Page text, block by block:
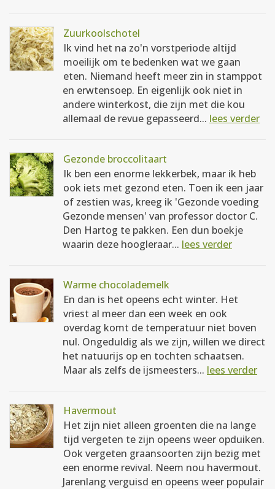
Zuurkoolschotel
Ik vind het na zo'n vorstperiode altijd
moeilijk om te bedenken wat we gaan
eten. Niemand heeft meer zin in stamppot
en erwtensoep. En eigenlijk ook niet in
andere winterkost, die zijn met die kou
allemaal de revue gepasseerd... lees verder
Gezonde broccolitaart
Ik ben een enorme lekkerbek, maar ik heb
ook iets met gezond eten. Toen ik een jaar
of zestien was, kreeg ik 'Gezonde voeding
Gezonde mensen' van professor doctor C.
Den Hartog te pakken. Een dun boekje
waarin deze hoogleraar... lees verder
Warme chocolademelk
En dan is het opeens echt winter. Het
vriest al meer dan een week en ook
overdag komt de temperatuur niet boven
nul. Ongeduldig als we zijn, willen we direct
het natuurijs op en tochten schaatsen.
Maar als zelfs de ijsmeesters... lees verder
Havermout
Het zijn niet alleen groenten die na lange
tijd vergeten te zijn opeens weer opduiken.
Ook vergeten graansoorten zijn bezig met
een enorme revival. Neem nou havermout.
Jarenlang verguisd en opeens weer populair